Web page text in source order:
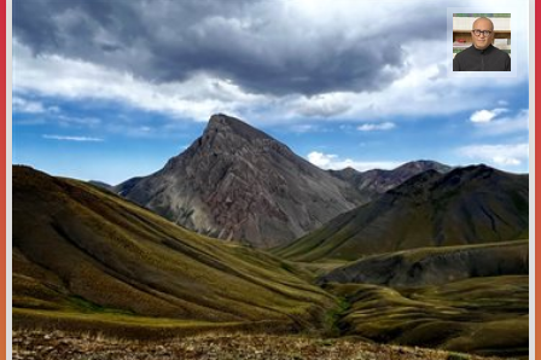
مازیار ذاکری